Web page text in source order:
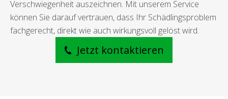
Verschwiegenheit auszeichnen. Mit unserem Service
können Sie darauf vertrauen, dass Ihr Schädlingsproblem
fachgerecht, direkt wie auch wirkungsvoll gelöst wird.
Jetzt kontaktieren